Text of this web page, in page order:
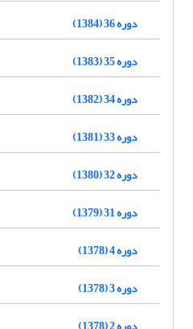
دوره 36 (1384)
دوره 35 (1383)
دوره 34 (1382)
دوره 33 (1381)
دوره 32 (1380)
دوره 31 (1379)
دوره 4 (1378)
دوره 3 (1378)